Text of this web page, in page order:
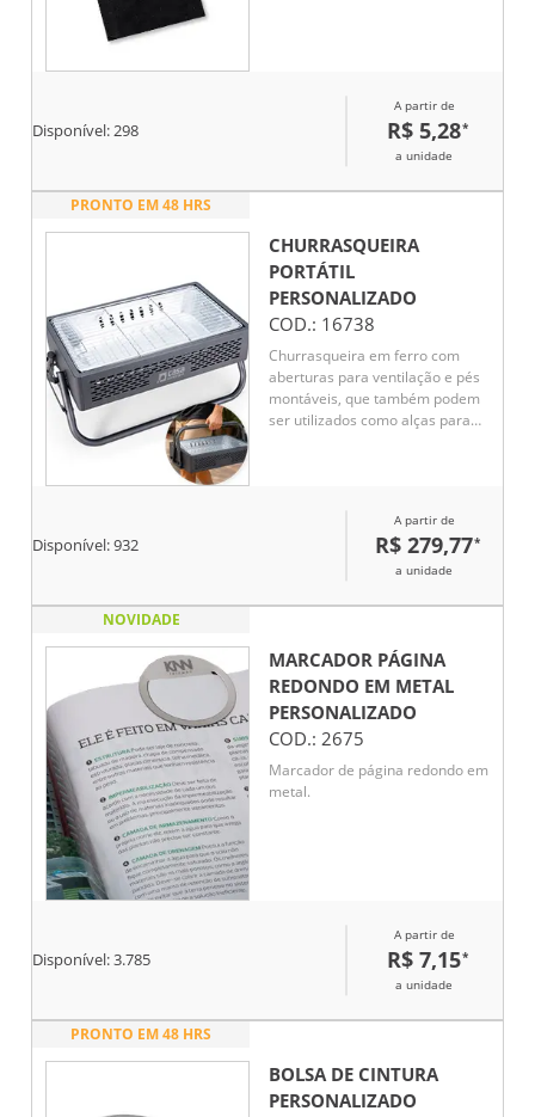
Disponível:298
A partir de
R$ 5,28*
a unidade
PRONTO EM 48 HRS
CHURRASQUEIRA
PORTÁTIL
PERSONALIZADO
COD.: 16738
Churrasqueira em ferro com
aberturas para ventilação e pés
montáveis, que também podem
ser utilizados como alças para
metálica com alças removíveis
para acomodação do carvão.
Disponível:932
A partir de
R$ 279,77*
a unidade
NOVIDADE
MARCADOR PÁGINA
REDONDO EM METAL
PERSONALIZADO
COD.: 2675
Marcador de página redondo em
metal.
Disponível:3.785
A partir de
R$ 7,15*
a unidade
PRONTO EM 48 HRS
BOLSA DE CINTURA
PERSONALIZADO